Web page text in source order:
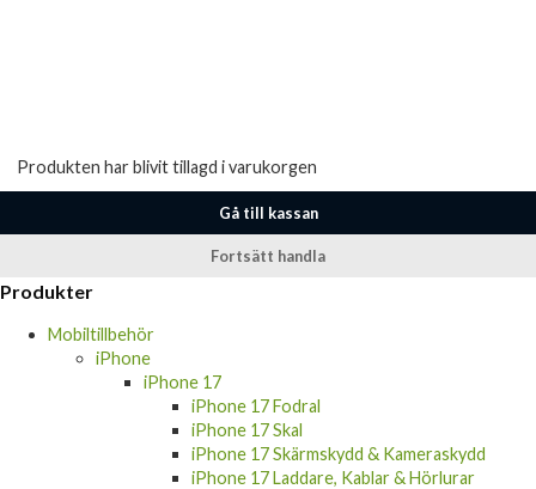
Produkten har blivit tillagd i varukorgen
Gå till kassan
Fortsätt handla
Produkter
Mobiltillbehör
iPhone
iPhone 17
iPhone 17 Fodral
iPhone 17 Skal
iPhone 17 Skärmskydd & Kameraskydd
iPhone 17 Laddare, Kablar & Hörlurar